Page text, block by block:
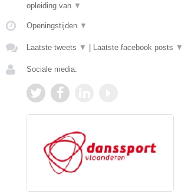
opleiding van ▼
Openingstijden ▼
Laatste tweets ▼ Laatste facebook posts ▼
Sociale media: